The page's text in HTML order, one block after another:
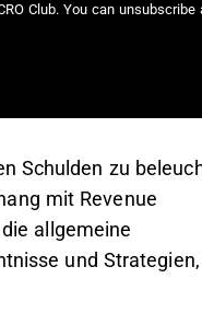
Club. You can unsubscribe
Schulden zu
mit Revenue
allgemeine
und